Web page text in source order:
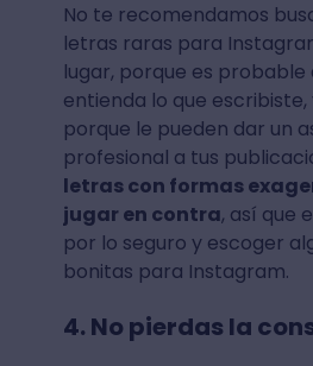
No te recomendamos
letras raras para
lugar, porque es probable
entienda lo que escribiste,
porque le pueden dar un
profesional a tus
letras con formas
jugar en contra, así que
por lo seguro y escoger
bonitas para Instagram.
4. No pierdas la